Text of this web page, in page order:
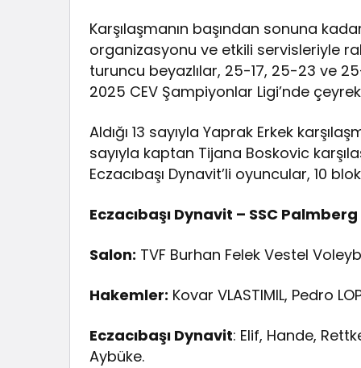
Karşılaşmanın başından sonuna
organizasyonu ve etkili servisleriyle
turuncu beyazlılar, 25-17, 25-23 ve
2025 CEV Şampiyonlar Ligi’nde
Aldığı 13 sayıyla Yaprak Erkek
sayıyla kaptan Tijana Boskovic
Eczacıbaşı Dynavit’li oyuncular, 10
Eczacıbaşı Dynavit – SSC
Salon: TVF Burhan Felek Vestel
Hakemler: Kovar VLASTIMIL, Pedro
Eczacıbaşı Dynavit: Elif, Hande,
Aybüke.